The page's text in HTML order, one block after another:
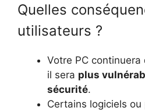
Quelles
utilisateurs ?
Votre PC
il sera plus
sécurité.
Certains logiciels